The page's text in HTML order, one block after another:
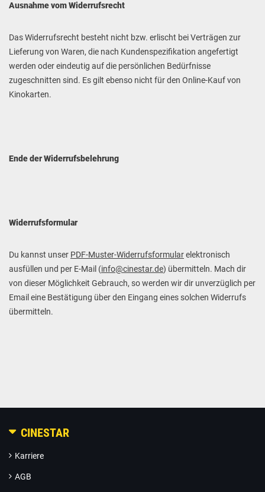
Ausnahme vom Widerrufsrecht
Das Widerrufsrecht besteht nicht bzw. erlischt bei Verträgen zur
Lieferung von Waren, die nach Kundenspezifikation angefertigt
werden oder eindeutig auf die persönlichen Bedürfnisse
zugeschnitten sind. Es gilt ebenso nicht für den Online-Kauf von
Kinokarten.
Ende der Widerrufsbelehrung
Widerrufsformular
Du kannst unser PDF-Muster-Widerrufsformularelektronisch
ausfüllen und per E-Mail (info@cinestar.de) übermitteln. Mach dir
von dieser Möglichkeit Gebrauch, so werden wir dir unverzüglich per
Email eine Bestätigung über den Eingang eines solchen Widerrufs
übermitteln.
CINESTAR
Karriere
AGB